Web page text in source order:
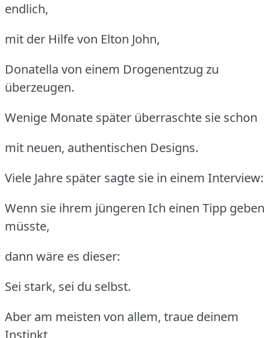
endlich,
mit der Hilfe von Elton John,
Donatella von einem Drogenentzug zu
überzeugen.
Wenige Monate später überraschte sie schon
mit neuen, authentischen Designs.
Viele Jahre später sagte sie in einem Interview:
Wenn sie ihrem jüngeren Ich einen Tipp geben
müsste,
dann wäre es dieser:
Sei stark, sei du selbst.
Aber am meisten von allem, traue deinem